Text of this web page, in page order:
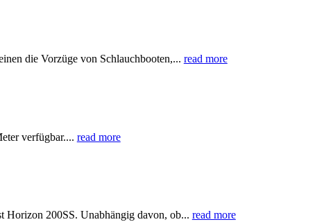
die Vorzüge von Schlauchbooten,... read more
verfügbar.... read more
Horizon 200SS. Unabhängig davon, ob... read more